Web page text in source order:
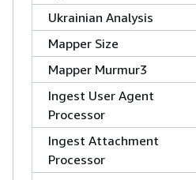
Ukrainian Analysis
Mapper Size
Mapper Murmur3
Ingest User Agent
Processor
Ingest Attachment
Processor